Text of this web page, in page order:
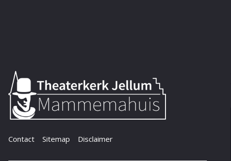
Contact Sitemap Disclaimer